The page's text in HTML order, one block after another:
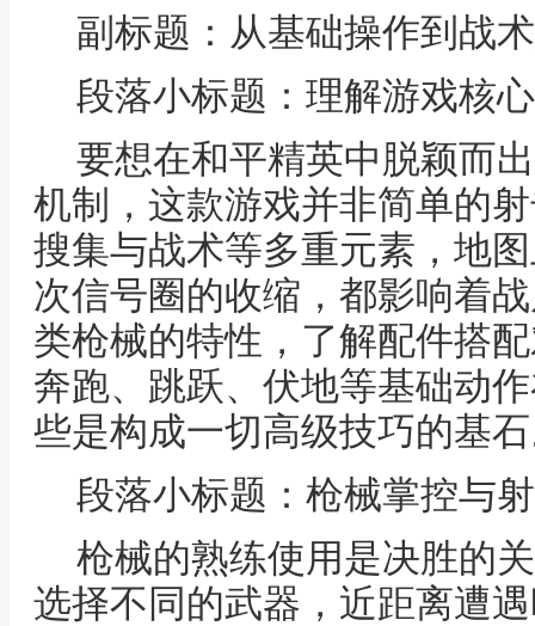
副标题：从基础操作到战
段落小标题：理解游戏核
要想在和平精英中脱颖而
机制，这款游戏并非简单的
搜集与战术等多重元素，地
次信号圈的收缩，都影响着
类枪械的特性，了解配件搭
奔跑、跳跃、伏地等基础动
些是构成一切高级技巧的基
段落小标题：枪械掌控与
枪械的熟练使用是决胜的
选择不同的武器，近距离遭